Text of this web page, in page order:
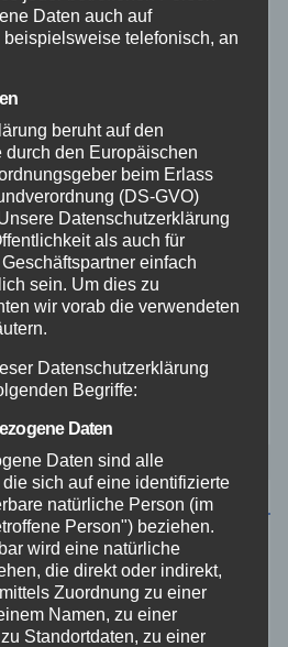
Daten auch auf
telefonisch, an
beruht auf den
durch den Europäischen
beim Erlass
(DS-GVO)
Datenschutzerklärung
als auch für
einfach
sein. Um dies zu
wir vorab die verwendeten
Datenschutzerklärung
Begriffe:
Daten
Daten sind alle
die sich auf eine identifizierte
natürliche Person (im
Person") beziehen.
wird eine natürliche
die direkt oder indirekt,
Zuordnung zu einer
Namen, zu einer
Standortdaten, zu einer